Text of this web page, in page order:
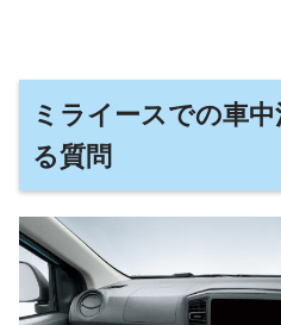
ミライースでの車
る質問